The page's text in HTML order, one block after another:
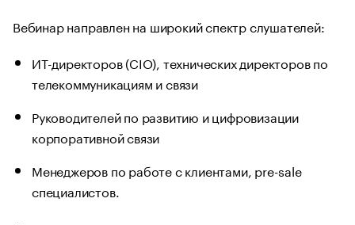
Вебинар направлен на широкий спектр слушателей:
ИТ-директоров (CIO), технических директоров по
телекоммуникациям и связи
Руководителей по развитию и цифровизации
корпоративной связи
Менеджеров по работе с клиентами, pre-sale
специалистов.